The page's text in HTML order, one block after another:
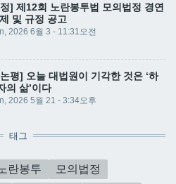
] 제12회 노란봉투법 모의법정 경연
및 규정 공고
, 2026 6월 3 - 11:31오전
평] 오늘 대법원이 기각한 것은 ‘하
의 삶’이다
, 2026 5월 21 - 3:34오후
태그
란봉투
모의법정